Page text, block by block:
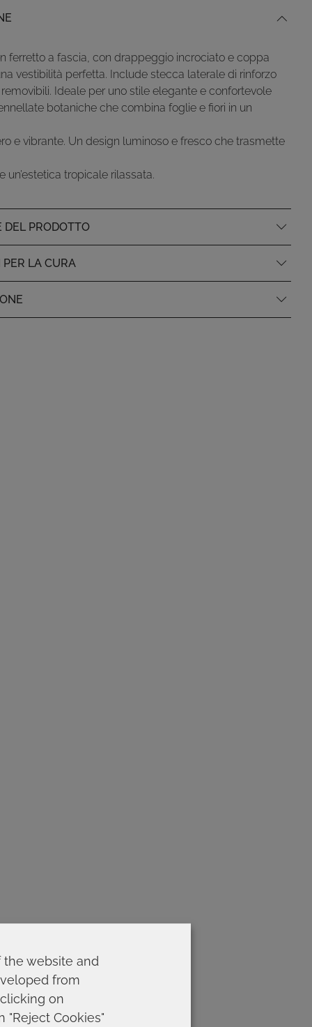
ferretto a fascia, con drappeggio incrociato e coppa
vestibilità perfetta. Include stecca laterale di rinforzo
Ideale per uno stile elegante e confortevole
botaniche che combina foglie e fiori in un
e vibrante. Un design luminoso e fresco che trasmette
un’estetica tropicale rilassata.
DEL PRODOTTO
PER LA CURA
website and
from
on
"Reject Cookies"